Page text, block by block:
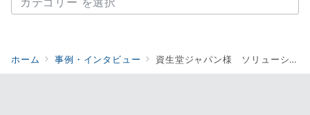
ホーム 事例・インタビュー 資生堂ジャパン様 ソリューション事例